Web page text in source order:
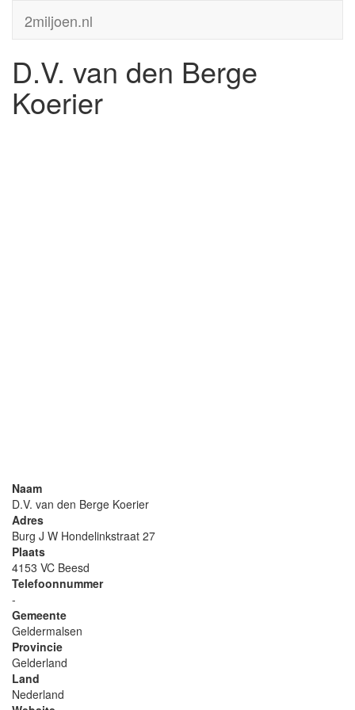
2miljoen.nl
D.V. van den Berge
Koerier
Naam
D.V. van den Berge Koerier
Adres
Burg J W Hondelinkstraat 27
Plaats
4153 VC Beesd
Telefoonnummer
-
Gemeente
Geldermalsen
Provincie
Gelderland
Land
Nederland